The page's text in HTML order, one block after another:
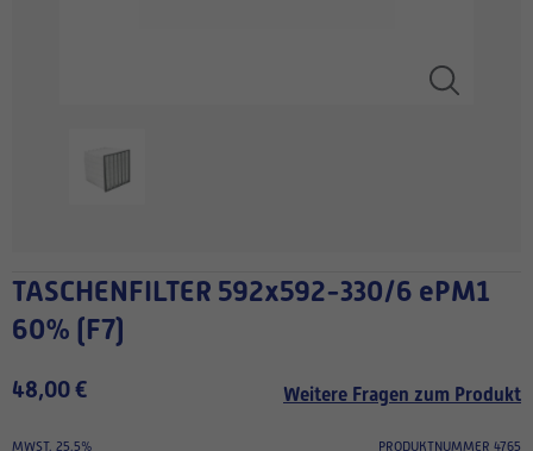
TASCHENFILTER 592x592-330/6 ePM1
60% (F7)
48,00 € Weitere Fragen zum Produkt
MWST. 25.5% PRODUKTNUMMER 4765